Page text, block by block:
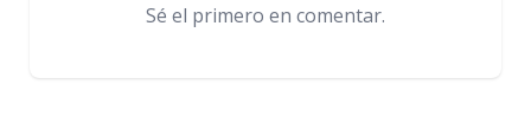
Sé el primero en comentar.